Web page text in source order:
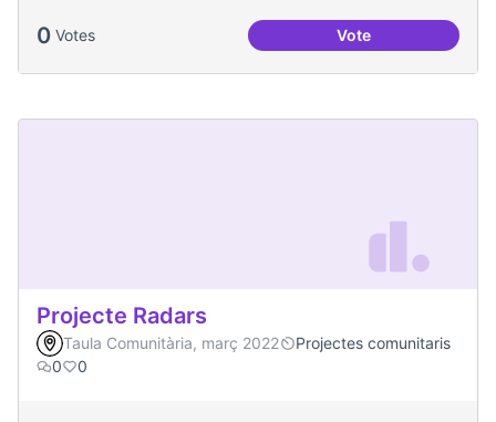
0 Votes VoteProjecte Xarxa
Projecte Radars
Taula Comunitària, març 2022
Projectes comunitaris
0
0